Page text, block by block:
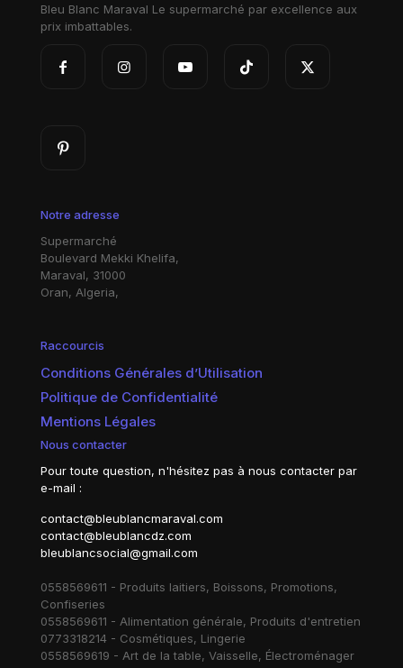
Bleu Blanc Maraval Le supermarché par excellence aux
prix imbattables.
Notre adresse
Supermarché
Boulevard Mekki Khelifa,
Maraval, 31000
Oran, Algeria,
Raccourcis
Conditions Générales d’Utilisation
Politique de Confidentialité
Mentions Légales
Nous contacter
Pour toute question, n'hésitez pas à nous contacter par
e-mail :
contact@bleublancmaraval.com
contact@bleublancdz.com
bleublancsocial@gmail.com
0558569611 - Produits laitiers, Boissons, Promotions,
Confiseries
0558569611 - Alimentation générale, Produits d'entretien
0773318214 - Cosmétiques, Lingerie
0558569619 - Art de la table, Vaisselle, Électroménager